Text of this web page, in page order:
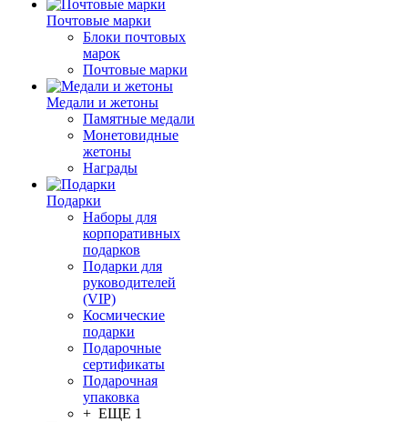
Почтовые марки
Блоки почтовых
марок
Почтовые марки
Медали и жетоны
Памятные медали
Монетовидные
жетоны
Награды
Подарки
Наборы для
корпоративных
подарков
Подарки для
руководителей
(VIP)
Космические
подарки
Подарочные
сертификаты
Подарочная
упаковка
+ ЕЩЕ 1